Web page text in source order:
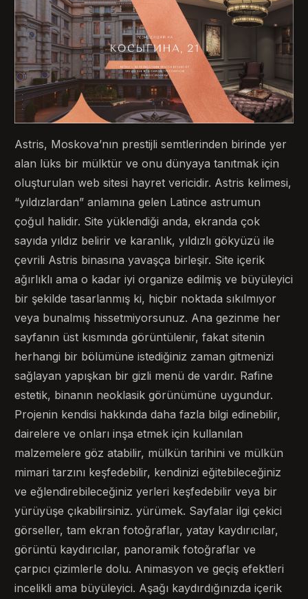
Astris, Moskova’nın prestijli semtlerinden birinde yer
alan lüks bir mülktür ve onu dünyaya tanıtmak için
oluşturulan web sitesi hayret vericidir. Astris kelimesi,
“yıldızlardan” anlamına gelen Latince astrumun
çoğul halidir. Site yüklendiği anda, ekranda çok
sayıda yıldız belirir ve karanlık, yıldızlı gökyüzü ile
çevrili Astris binasına yavaşça birleşir. Site içerik
ağırlıklı ama o kadar iyi organize edilmiş ve büyüleyici
bir şekilde tasarlanmış ki, hiçbir noktada sıkılmıyor
veya bunalmış hissetmiyorsunuz. Ana gezinme her
sayfanın üst kısmında görüntülenir, fakat sitenin
herhangi bir bölümüne istediğiniz zaman gitmenizi
sağlayan yapışkan bir gizli menü de vardır. Rafine
estetik, binanın neoklasik görünümüne uygundur.
Projenin kendisi hakkında daha fazla bilgi edinebilir,
dairelere ve onları inşa etmek için kullanılan
malzemelere göz atabilir, mülkün tarihini ve mülkün
mimari tarzını keşfedebilir, kendinizi eğitebileceğiniz
ve eğlendirebileceğiniz yerleri keşfedebilir veya bir
yürüyüşe çıkabilirsiniz. yürümek. Sayfalar ilgi çekici
görseller, tam ekran fotoğraflar, yatay kaydırıcılar,
görüntü kaydırıcılar, panoramik fotoğraflar ve
çarpıcı çizimlerle dolu. Animasyon ve geçiş efektleri
incelikli ama büyüleyici. Aşağı kaydırdığınızda içerik